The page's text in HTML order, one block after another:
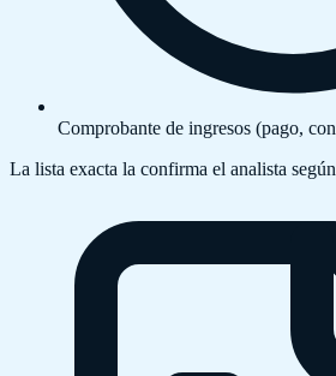
Comprobante de ingresos (pago,
La lista exacta la confirma el analista